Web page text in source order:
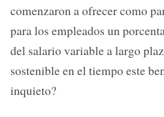
comenzaron a ofrecer como
para los empleados un
del salario variable a largo
sostenible en el tiempo este
inquieto?